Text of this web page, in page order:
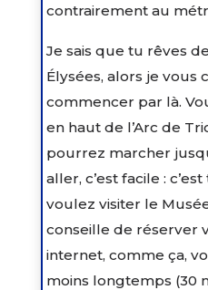
contrairement au
Je sais que tu rêves
Élysées, alors je vous
commencer par là.
en haut de l’Arc de
pourrez marcher
aller, c’est facile :
voulez visiter le
conseille de réserver
internet, comme ça,
moins longtemps (30